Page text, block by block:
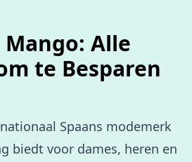
Alle
te Besparen
Spaans modemerk
biedt voor dames, heren en